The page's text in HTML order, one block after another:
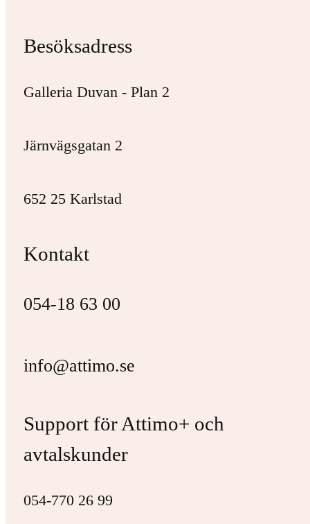
Besöksadress
Galleria Duvan - Plan 2
Järnvägsgatan 2
652 25 Karlstad
Kontakt
054-18 63 00
info@attimo.se
Support för Attimo+ och
avtalskunder
054-770 26 99